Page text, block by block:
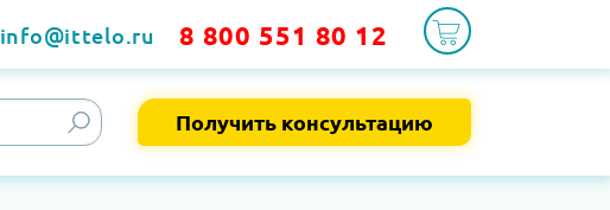
info@ittelo.ru 8 800 551 80 12
Получить консультацию